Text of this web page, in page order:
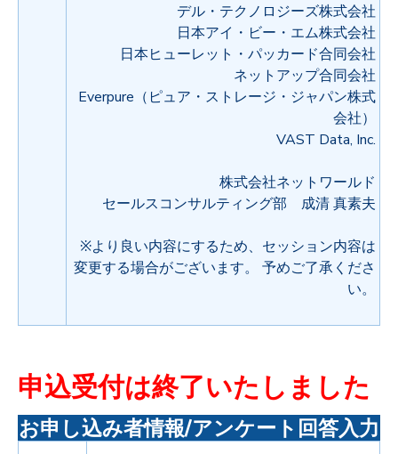
デル・テクノロジーズ株式会社
日本アイ・ビー・エム株式会社
日本ヒューレット・パッカード合同会社
ネットアップ合同会社
Everpure （ピュア・ストレージ・ジャパン株式
会社）
VAST Data, Inc.
株式会社ネットワールド
セールスコンサルティング部 成清 真素夫
※より良い内容にするため、セッション内容は
変更する場合がございます。 予めご了承くださ
い。
申込受付は終了いたしました
お申し込み者情報/アンケート回答入力